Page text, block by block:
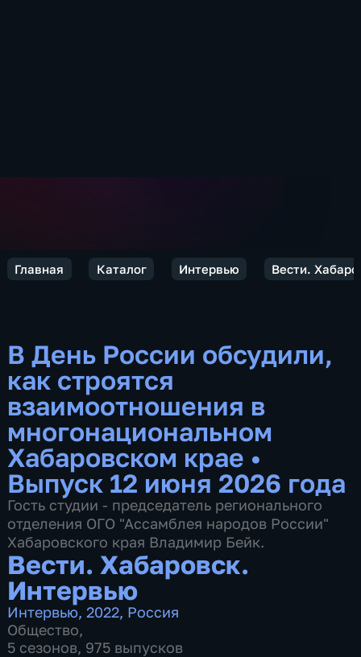
Главная Каталог Интервью Вести.
В День России обсудили,
как строятся
взаимоотношения в
многонациональном
Хабаровском крае •
Выпуск 12 июня 2026 года
Гость студии - председатель регионального
отделения ОГО "Ассамблея народов России"
Хабаровского края Владимир Бейк.
Вести. Хабаровск.
Интервью
Интервью,2022, Россия
Общество,
5 сезонов, 975 выпусков